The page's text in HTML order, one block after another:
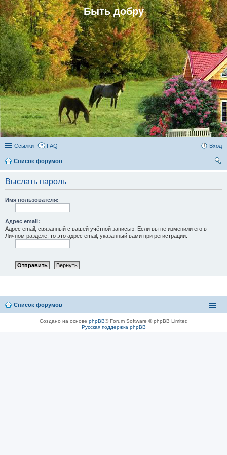
Быть добру
Ссылки FAQ Вход
Список форумов
Выслать пароль
Имя пользователя:
Адрес email:
Адрес email, связанный с вашей учётной записью. Если вы не изменили его в
Личном разделе, то это адрес email, указанный вами при регистрации.
Список форумов
Создано на основе phpBB® Forum Software © phpBB Limited
Русская поддержка phpBB